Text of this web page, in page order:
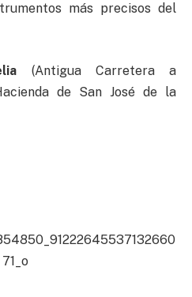
más precisos del
(Antigua Carretera a
de San José de la